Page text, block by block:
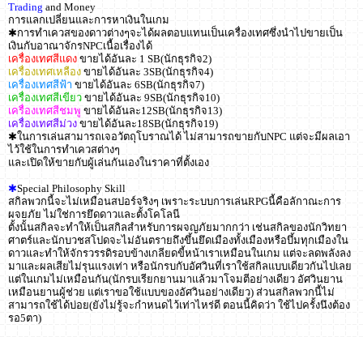
Trading and Money
การแลกเปลี่ยนและการหาเงินในเกม
✱การทำเควสของดาวต่างๆจะได้ผลตอบแทนเป็นเครื่องเทศซึ่งนำไปขายเป็น
เงินกับอาณาจักรNPCเนื้อเรื่องได้
เครื่องเทศสีแดง ขายได้อันละ 1 SB(นักธุรกิจ2)
เครื่องเทศเหลือง ขายได้อันละ 3SB(นักธุรกิจ4)
เครื่องเทศสีฟ้า ขายได้อันละ 6SB(นักธุรกิจ7)
เครื่องเทศสีเขียว ขายได้อันละ 9SB(นักธุรกิจ10)
เครื่องเทศสีชมพู ขายได้อันละ12SB(นักธุรกิจ13)
เครื่องเทศสีม่วง ขายได้อันละ18SB(นักธุรกิจ19)
✱ในการเล่นสามารถเจอวัตถุโบราณได้ ไม่สามารถขายกับNPC แต่จะมีผลเอา
ไว้ใช้ในการทำเควสต่างๆ
และเปิดให้ขายกับผู้เล่นกันเองในราคาที่ตั้งเอง
✱Special Philosophy Skill
สกิลพวกนี้จะไม่เหมือนสปอร์จริงๆ เพราะระบบการเล่นRPGนี้คือลักาณะการ
ผจยภัย ไม่ใช่การยึดดาวและตั้งโคโลนี
ตั้งนั้นสกิลจะทำให้เป็นสกิลสำหรับการผจญภัยมากกว่า เช่นสกิลของนักวิทยา
ศาตร์และนักบวชสโปดจะไม่อันตรายถึงขึ้นยึดเมืองทั้งเมืองหรือบึ้มทุกเมืองใน
ดาวและทำให้จักรวรรดิรอบข้างเกลียดขี้หน้าเราเหมือนในเกม แต่จะลดพลังลง
มาและผลเสียไม่รุนแรงเท่า หรือนักรบกับอัศวินที่เราใช้สกิลแบบเดียวกันไปเลย
แต่ในเกมไม่เหมือนกัน(นักรบเรียกยานมาแล้วมาโจมตีอย่างเดียว อัศวินยาน
เหมือนยานผู้ช่วย แต่เราขอใช้แบบของอัศวินอย่างเดียว) ส่วนสกิลพวกนี้ไม่
สามารถใช้ได้บ่อย(ยังไม่รู้จะกำหนดไว้เท่าไหร่ดี ตอนนี้คิดว่า ใช้ไปครั้งนึงต้อง
รอ5ตา)